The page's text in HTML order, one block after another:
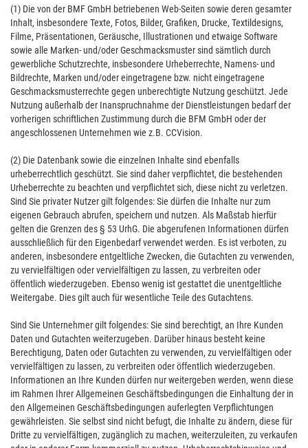
(1) Die von der BMF GmbH betriebenen Web-Seiten sowie deren gesamter
Inhalt, insbesondere Texte, Fotos, Bilder, Grafiken, Drucke, Textildesigns,
Filme, Präsentationen, Geräusche, Illustrationen und etwaige Software
sowie alle Marken- und/oder Geschmacksmuster sind sämtlich durch
gewerbliche Schutzrechte, insbesondere Urheberrechte, Namens- und
Bildrechte, Marken und/oder eingetragene bzw. nicht eingetragene
Geschmacksmusterrechte gegen unberechtigte Nutzung geschützt. Jede
Nutzung außerhalb der Inanspruchnahme der Dienstleistungen bedarf der
vorherigen schriftlichen Zustimmung durch die BFM GmbH oder der
angeschlossenen Unternehmen wie z.B. CCVision.
(2) Die Datenbank sowie die einzelnen Inhalte sind ebenfalls
urheberrechtlich geschützt. Sie sind daher verpflichtet, die bestehenden
Urheberrechte zu beachten und verpflichtet sich, diese nicht zu verletzen.
Sind Sie privater Nutzer gilt folgendes: Sie dürfen die Inhalte nur zum
eigenen Gebrauch abrufen, speichern und nutzen. Als Maßstab hierfür
gelten die Grenzen des § 53 UrhG. Die abgerufenen Informationen dürfen
ausschließlich für den Eigenbedarf verwendet werden. Es ist verboten, zu
anderen, insbesondere entgeltliche Zwecken, die Gutachten zu verwenden,
zu vervielfältigen oder vervielfältigen zu lassen, zu verbreiten oder
öffentlich wiederzugeben. Ebenso wenig ist gestattet die unentgeltliche
Weitergabe. Dies gilt auch für wesentliche Teile des Gutachtens.
Sind Sie Unternehmer gilt folgendes: Sie sind berechtigt, an Ihre Kunden
Daten und Gutachten weiterzugeben. Darüber hinaus besteht keine
Berechtigung, Daten oder Gutachten zu verwenden, zu vervielfältigen oder
vervielfältigen zu lassen, zu verbreiten oder öffentlich wiederzugeben.
Informationen an Ihre Kunden dürfen nur weitergeben werden, wenn diese
im Rahmen Ihrer Allgemeinen Geschäftsbedingungen die Einhaltung der in
den Allgemeinen Geschäftsbedingungen auferlegten Verpflichtungen
gewährleisten. Sie selbst sind nicht befugt, die Inhalte zu ändern, diese für
Dritte zu vervielfältigen, zugänglich zu machen, weiterzuleiten, zu verkaufen